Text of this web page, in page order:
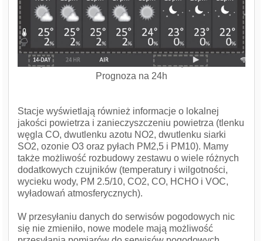
Prognoza na 24h
Stacje wyświetlają również informacje o lokalnej
jakości powietrza i zanieczyszczeniu powietrza (tlenku
węgla CO, dwutlenku azotu NO2, dwutlenku siarki
SO2, ozonie O3 oraz pyłach PM2,5 i PM10). Mamy
także możliwość rozbudowy zestawu o wiele różnych
dodatkowych czujników (temperatury i wilgotności,
wycieku wody, PM 2.5/10, CO2, CO, HCHO i VOC,
wyładowań atmosferycznych).
W przesyłaniu danych do serwisów pogodowych nic
się nie zmieniło, nowe modele mają możliwość